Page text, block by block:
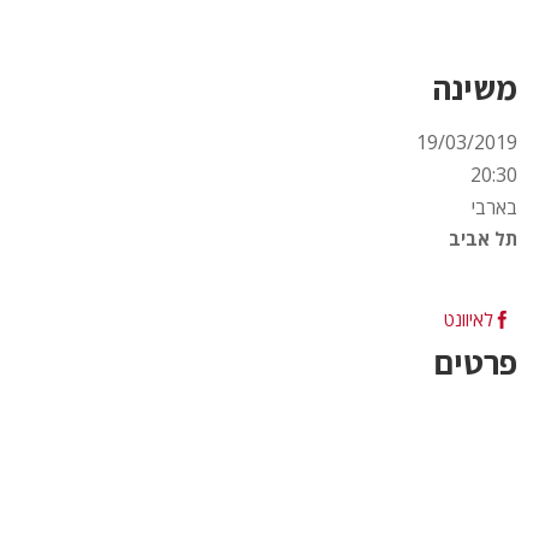
משינה
19/03/2019
20:30
בארבי
תל אביב
לאיוונט
פרטים